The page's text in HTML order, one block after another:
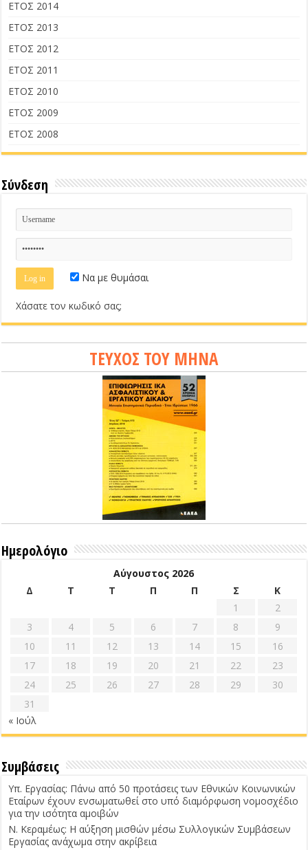
ΕΤΟΣ 2014
ΕΤΟΣ 2013
ΕΤΟΣ 2012
ΕΤΟΣ 2011
ΕΤΟΣ 2010
ΕΤΟΣ 2009
ΕΤΟΣ 2008
Σύνδεση
Να με θυμάσαι
Χάσατε τον κωδικό σας;
ΤΕΥΧΟΣ ΤΟΥ ΜΗΝΑ
Ημερολόγιο
Αύγουστος 2026
Δ
Τ Τ Π Π Σ
Κ
1
2
3
4 5 6 7 8
9
10
11 12 13 14 15
16
17
18 19 20 21 22
23
24
25 26 27 28 29
30
31
« Ιούλ
Συμβάσεις
Υπ. Εργασίας: Πάνω από 50 προτάσεις των Εθνικών Κοινωνικών
Εταίρων έχουν ενσωματωθεί στο υπό διαμόρφωση νομοσχέδιο
για την ισότητα αμοιβών
Ν. Κεραμέως: Η αύξηση μισθών μέσω Συλλογικών Συμβάσεων
Εργασίας ανάχωμα στην ακρίβεια